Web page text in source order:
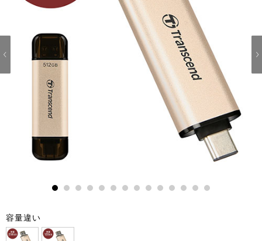
10 11 12 13
容量違い